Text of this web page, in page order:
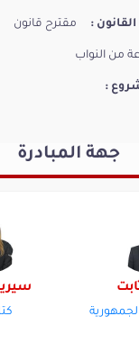
: مقترح قانون
من النواب
:
جهة المبادرة